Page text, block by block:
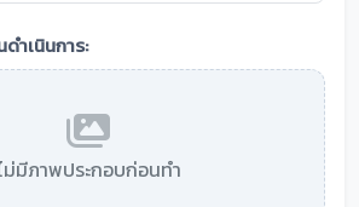
ำเนินการ:
ม่มีภาพประกอบก่อนทำ